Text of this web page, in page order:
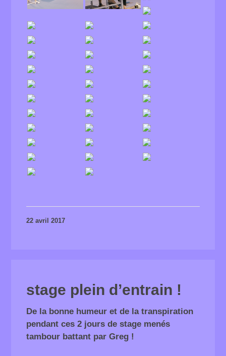
22 avril 2017
stage plein d’entrain !
De la bonne humeur et de la transpiration
pendant ces 2 jours de stage menés
tambour battant par Greg !